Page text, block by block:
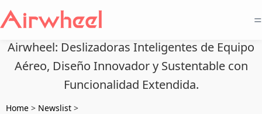
=
Airwheel: Deslizadoras Inteligentes de Equipo
Aéreo, Diseño Innovador y Sustentable con
Funcionalidad Extendida.
Home > Newslist >